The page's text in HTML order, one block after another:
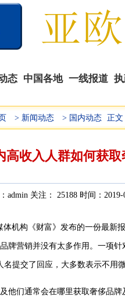
态 中国各地 一线报道
> 新闻动态 > 国内动态 正文
高收入人群如何获
admin 关注： 25188 时间：2019-
构《财富》发布的一份最新报
牌营销并没有太多作用。一项
名提交了回应，大多数表示不用
们通常会在哪里获取奢侈品牌